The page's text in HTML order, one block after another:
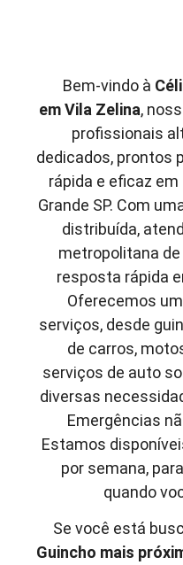
Bem-vindo à
emVila Zelina,
profissionais
dedicados, prontos
rápida e eficaz
Grande SP. Com
distribuída,
metropolitana de
resposta rápida
Oferecemos
serviços, desde
de carros,
serviços de auto
diversas
Emergências
Estamos
por semana,
quando
Se você está
Guincho mais